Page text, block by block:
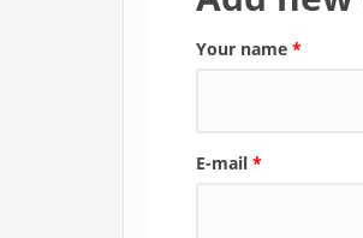
Your name *
E-mail *